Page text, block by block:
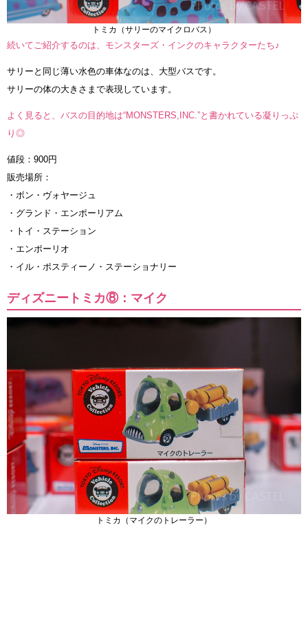
トミカ（サリーのマイクロバス）
続いてご紹介するのは、モンスターズ・インクのキャラクターたち♪
サリーと同じ薄い水色の車体なのは、大型バスです。
サリーの体の大きさまで表現しています。
よく見ると、バスの目的地は“MONSTERS,INC.”と書かれている凝りっぷ
り◎
値段：900円
販売場所：
・ボン・ヴォヤージュ
・グランド・エンポーリアム
・トイ・ステーション
・エンポーリオ
・イル・ポスティーノ・ステーショナリー
ディズニートミカ⑧：マイク
トミカ（マイクのトレーラー）